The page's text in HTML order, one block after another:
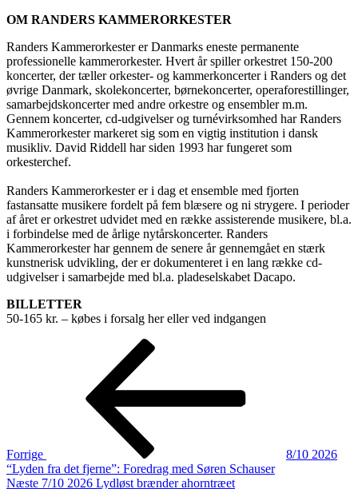
OM RANDERS KAMMERORKESTER
Randers Kammerorkester er Danmarks eneste permanente
professionelle kammerorkester. Hvert år spiller orkestret 150-200
koncerter, der tæller orkester- og kammerkoncerter i Randers og det
øvrige Danmark, skolekoncerter, børnekoncerter, operaforestillinger,
samarbejdskoncerter med andre orkestre og ensembler m.m.
Gennem koncerter, cd-udgivelser og turnévirksomhed har Randers
Kammerorkester markeret sig som en vigtig institution i dansk
musikliv. David Riddell har siden 1993 har fungeret som
orkesterchef.
Randers Kammerorkester er i dag et ensemble med fjorten
fastansatte musikere fordelt på fem blæsere og ni strygere. I perioder
af året er orkestret udvidet med en række assisterende musikere, bl.a.
i forbindelse med de årlige nytårskoncerter. Randers
Kammerorkester har gennem de senere år gennemgået en stærk
kunstnerisk udvikling, der er dokumenteret i en lang række cd-
udgivelser i samarbejde med bl.a. pladeselskabet Dacapo.
BILLETTER
50-165 kr. – købes i forsalg her eller ved indgangen
Indlægsnavigation
Forrige
8/10 2026
“Lyden fra det fjerne”: Foredrag med Søren Schauser
Næste
Næste 7/10 2026 Lydløst brænder ahorntræet